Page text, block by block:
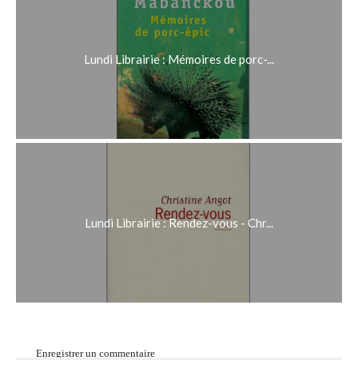
Lundi Librairie : Mémoires de porc-...
Lundi Librairie : Rendez-vous - Chr...
Enregistrer un commentaire